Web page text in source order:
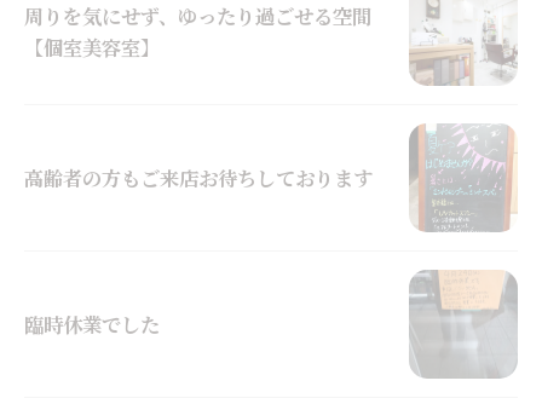
周りを気にせず、ゆったり過ごせる空間
【個室美容室】
高齢者の方もご来店お待ちしております
臨時休業でした